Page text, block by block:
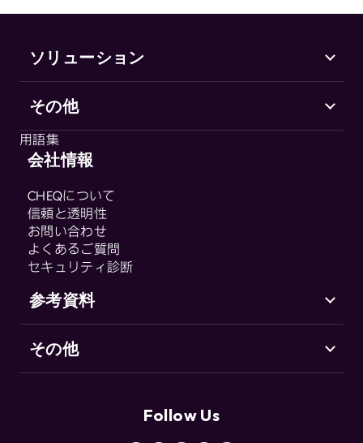
ソリューション
Marketing Security
CHEQ Acquisition
CHEQ Form Guard
CHEQ Analytics
Control & Compliance
CHEQ Enforce
CHEQ Manage
その他
用語集
用語集
会社情報
CHEQについて
信頼と透明性
お問い合わせ
よくあるご質問
セキュリティ診断
参考資料
サポート（英語）
Go-to-Market セキュリティとは
その他
Follow Us